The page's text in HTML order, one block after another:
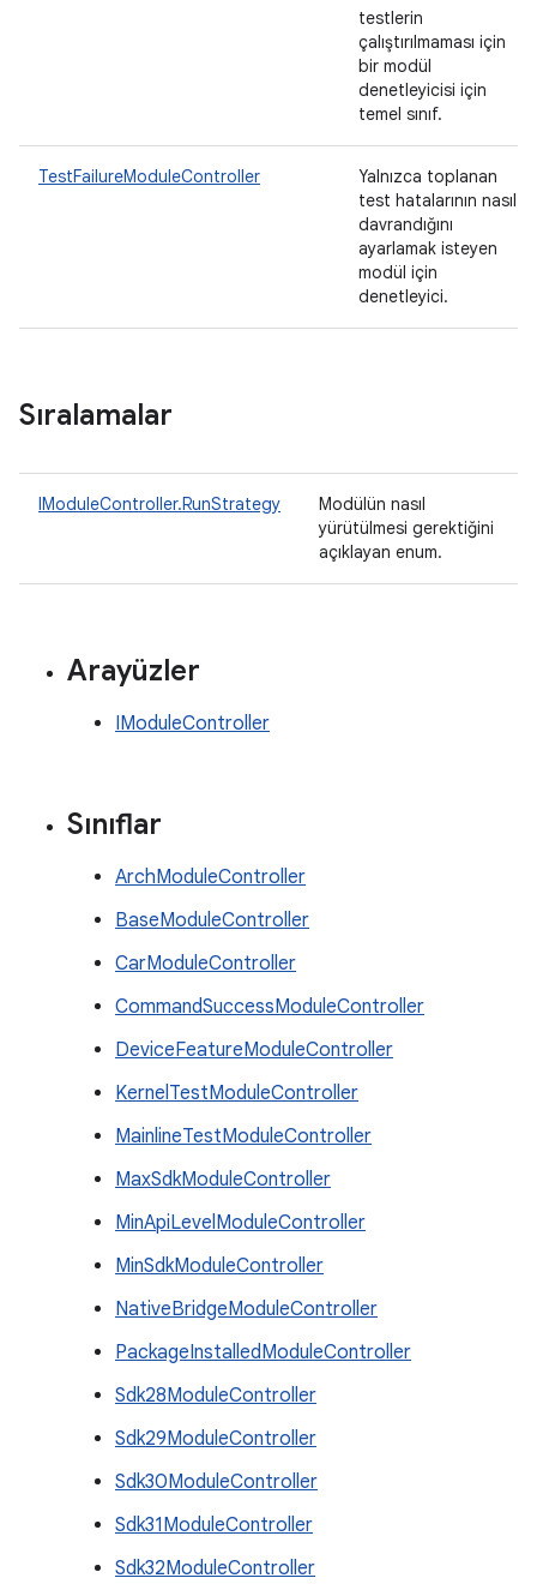
testlerin
çalıştırılmaması için
bir modül
denetleyicisi için
temel sınıf.
TestFailureModuleController
Yalnızca toplanan
test hatalarının nasıl
davrandığını
ayarlamak isteyen
modül için
denetleyici.
Sıralamalar
IModuleController.RunStrategy
Modülün nasıl
yürütülmesi gerektiğini
açıklayan enum.
Arayüzler
IModuleController
Sınıflar
ArchModuleController
BaseModuleController
CarModuleController
CommandSuccessModuleController
DeviceFeatureModuleController
KernelTestModuleController
MainlineTestModuleController
MaxSdkModuleController
MinApiLevelModuleController
MinSdkModuleController
NativeBridgeModuleController
PackageInstalledModuleController
Sdk28ModuleController
Sdk29ModuleController
Sdk30ModuleController
Sdk31ModuleController
Sdk32ModuleController